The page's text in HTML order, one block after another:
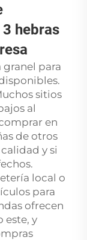
hebras
granel para
sitios
al
en
de otros
y si
local o
para
ofrecen
este, y